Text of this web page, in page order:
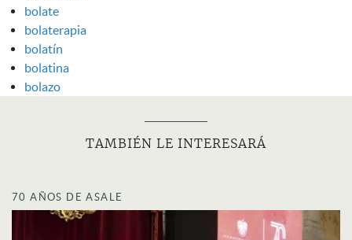
bolate
bolaterapia
bolatín
bolatina
bolazo
TAMBIÉN LE INTERESARÁ
70 AÑOS DE ASALE